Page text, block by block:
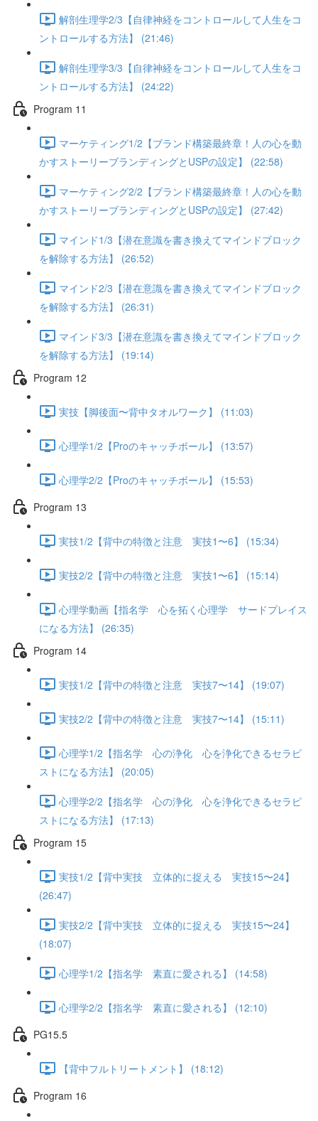
解剖生理学2/3【自律神経をコントロールして人生をコ
ントロールする方法】 (21:46)
解剖生理学3/3【自律神経をコントロールして人生をコ
ントロールする方法】 (24:22)
Program 11
マーケティング1/2【ブランド構築最終章！人の心を動
かすストーリーブランディングとUSPの設定】 (22:58)
マーケティング2/2【ブランド構築最終章！人の心を動
かすストーリーブランディングとUSPの設定】 (27:42)
マインド1/3【潜在意識を書き換えてマインドブロック
を解除する方法】 (26:52)
マインド2/3【潜在意識を書き換えてマインドブロック
を解除する方法】 (26:31)
マインド3/3【潜在意識を書き換えてマインドブロック
を解除する方法】 (19:14)
Program 12
実技【脚後面〜背中タオルワーク】 (11:03)
心理学1/2【Proのキャッチボール】 (13:57)
心理学2/2【Proのキャッチボール】 (15:53)
Program 13
実技1/2【背中の特徴と注意 実技1〜6】 (15:34)
実技2/2【背中の特徴と注意 実技1〜6】 (15:14)
心理学動画【指名学 心を拓く心理学 サードプレイス
になる方法】 (26:35)
Program 14
実技1/2【背中の特徴と注意 実技7〜14】 (19:07)
実技2/2【背中の特徴と注意 実技7〜14】 (15:11)
心理学1/2【指名学 心の浄化 心を浄化できるセラピ
ストになる方法】 (20:05)
心理学2/2【指名学 心の浄化 心を浄化できるセラピ
ストになる方法】 (17:13)
Program 15
実技1/2【背中実技 立体的に捉える 実技15〜24】
(26:47)
実技2/2【背中実技 立体的に捉える 実技15〜24】
(18:07)
心理学1/2【指名学 素直に愛される】 (14:58)
心理学2/2【指名学 素直に愛される】 (12:10)
PG15.5
【背中フルトリートメント】 (18:12)
Program 16